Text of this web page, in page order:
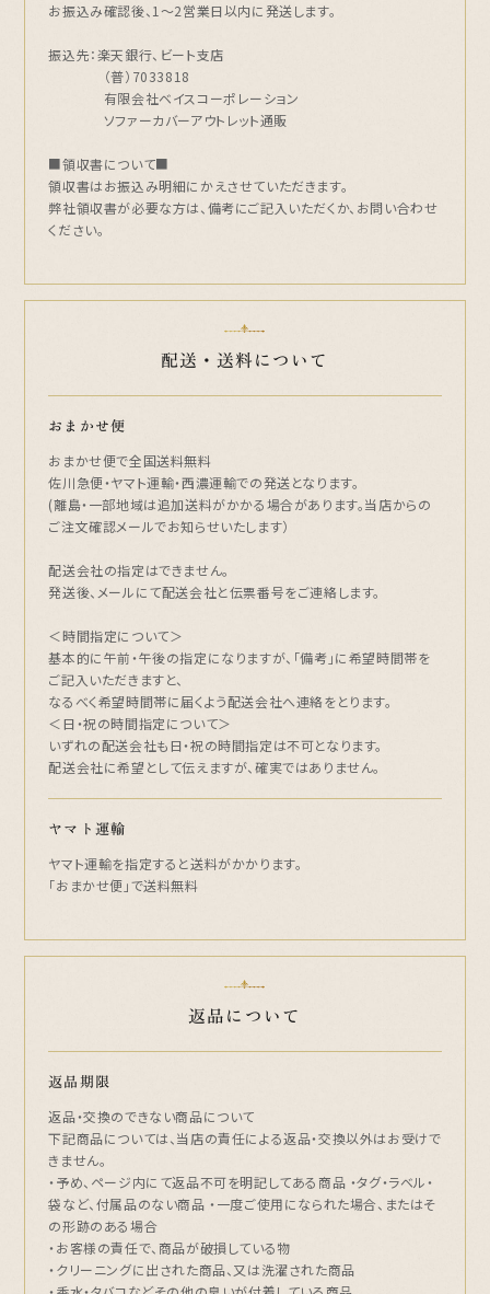
お振込み確認後、1～2営業日以内に発送します。
振込先：楽天銀行、ビート支店
（普）7033818
有限会社ベイスコーポレーション
ソファーカバーアウトレット通販
■領収書について■
領収書はお振込み明細にかえさせていただきます。
弊社領収書が必要な方は、備考にご記入いただくか、お問い合わせ
ください。
配送・送料について
おまかせ便
おまかせ便で全国送料無料
佐川急便・ヤマト運輸・西濃運輸での発送となります。
(離島・一部地域は追加送料がかかる場合があります。当店からの
ご注文確認メールでお知らせいたします）
配送会社の指定はできません。
発送後、メールにて配送会社と伝票番号をご連絡します。
＜時間指定について＞
基本的に午前・午後の指定になりますが、「備考」に希望時間帯を
ご記入いただきますと、
なるべく希望時間帯に届くよう配送会社へ連絡をとります。
＜日・祝の時間指定について＞
いずれの配送会社も日・祝の時間指定は不可となります。
配送会社に希望として伝えますが、確実ではありません。
ヤマト運輸
ヤマト運輸を指定すると送料がかかります。
「おまかせ便」で送料無料
返品について
返品期限
返品・交換のできない商品について
下記商品については、当店の責任による返品・交換以外はお受けで
きません。
・予め、ページ内にて返品不可を明記してある商品 ・タグ・ラベル・
袋など、付属品のない商品 ・一度ご使用になられた場合、またはそ
の形跡のある場合
・お客様の責任で、商品が破損している物
・クリーニングに出された商品、又は洗濯された商品